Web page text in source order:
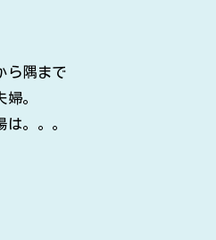
ら隅まで
。
。。。